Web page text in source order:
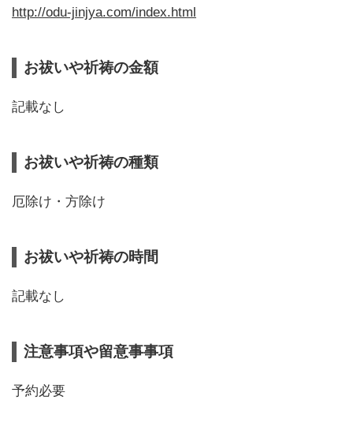
http://odu-jinjya.com/index.html
お祓いや祈祷の金額
記載なし
お祓いや祈祷の種類
厄除け・方除け
お祓いや祈祷の時間
記載なし
注意事項や留意事事項
予約必要